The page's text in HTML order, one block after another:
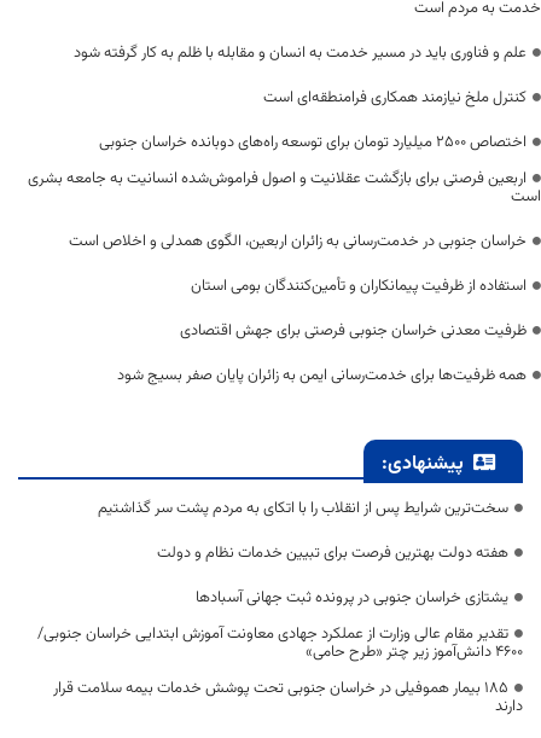
خدمت به مردم است
علم و فناوری باید در مسیر خدمت به انسان و مقابله با ظلم به کار گرفته شود
کنترل ملخ نیازمند همکاری فرامنطقه‌ای است
اختصاص 2500 میلیارد تومان برای توسعه راه‌های دوبانده خراسان جنوبی
اربعین فرصتی برای بازگشت عقلانیت و اصول فراموش‌شده انسانیت به جامعه بشری
است
خراسان جنوبی در خدمت‌رسانی به زائران اربعین، الگوی همدلی و اخلاص است
استفاده از ظرفیت پیمانکاران و تأمین‌کنندگان بومی استان
ظرفیت معدنی خراسان جنوبی فرصتی برای جهش اقتصادی
همه ظرفیت‌ها برای خدمت‌رسانی ایمن به زائران پایان صفر بسیج شود
پیشنهادی:
سخت‌ترین شرایط پس از انقلاب را با اتکای به مردم پشت سر گذاشتیم
هفته دولت بهترین فرصت برای تبیین خدمات نظام و دولت
یشتازی خراسان جنوبی در پرونده ثبت جهانی آسبادها
تقدیر مقام عالی وزارت از عملکرد جهادی معاونت آموزش ابتدایی خراسان جنوبی/
۴۶۰۰ دانش‌آموز زیر چتر «طرح حامی»
۱۸۵ بیمار هموفیلی در خراسان جنوبی تحت پوشش خدمات بیمه سلامت قرار
دارند